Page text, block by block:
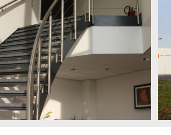
Lelystad Peperzeel – entreehal trap